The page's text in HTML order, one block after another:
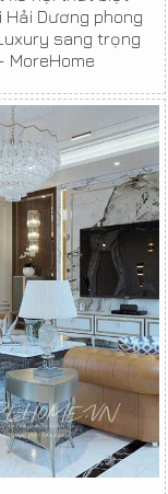
Dương phong
sang trọng
MoreHome